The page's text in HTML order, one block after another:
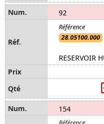
92
28.05100.000
RESERVOIR
154